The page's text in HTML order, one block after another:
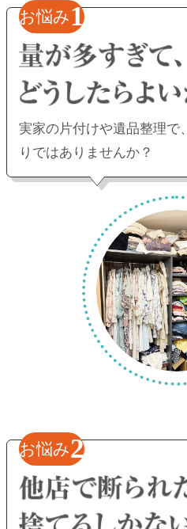
お悩み1
実家の片付けや遺品整理で、
りではありませんか？
お悩み2